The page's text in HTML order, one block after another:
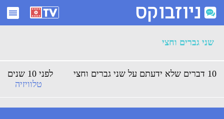
ארכיון שני גברים וחצי - ניוזבוקס
שני גברים וחצי
10 דברים שלא ידעתם על שני גברים וחצי
לפני 10 שנים
טלוויזיה